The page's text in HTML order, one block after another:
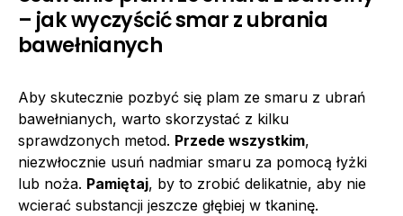
– jak wyczyścić smar z ubrania
bawełnianych
Aby skutecznie pozbyć się plam ze smaru z ubrań
bawełnianych, warto skorzystać z kilku
sprawdzonych metod. Przede wszystkim,
niezwłocznie usuń nadmiar smaru za pomocą łyżki
lub noża. Pamiętaj, by to zrobić delikatnie, aby nie
wcierać substancji jeszcze głębiej w tkaninę.